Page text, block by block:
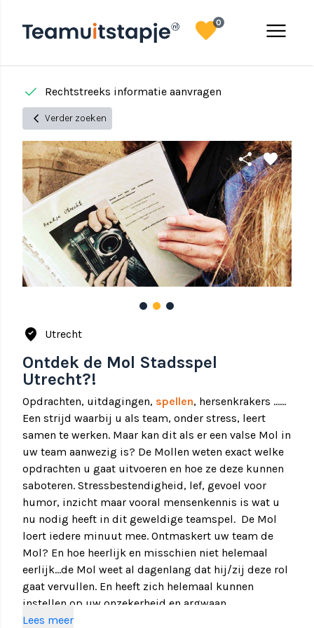
menu
favorite0
done Rechtstreeks informatie aanvragen
chevron_left Verder zoeken
Ontdek de Mol Stadsspel
Utrecht?!
Opdrachten, uitdagingen, spellen, hersenkrakers ……
Een strijd waarbij u als team, onder stress, leert
samen te werken. Maar kan dit als er een valse Mol in
uw team aanwezig is? De Mollen weten exact welke
opdrachten u gaat uitvoeren en hoe ze deze kunnen
saboteren. Stressbestendigheid, lef, gevoel voor
humor, inzicht maar vooral mensenkennis is wat u
nu nodig heeft in dit geweldige teamspel. De Mol
loert iedere minuut mee. Ontmaskert uw team de
Mol? En hoe heerlijk en misschien niet helemaal
eerlijk…de Mol weet al dagenlang dat hij/zij deze rol
gaat vervullen. En heeft zich helemaal kunnen
instellen op uw onzekerheid en argwaan.
Lees meer
share favorite
where_to_vote Utrecht